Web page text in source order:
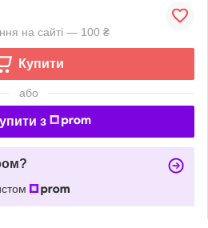
на сайті — 100 ₴
Купити
або
з